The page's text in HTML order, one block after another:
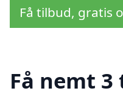
Få tilbud, gratis
Få nemt